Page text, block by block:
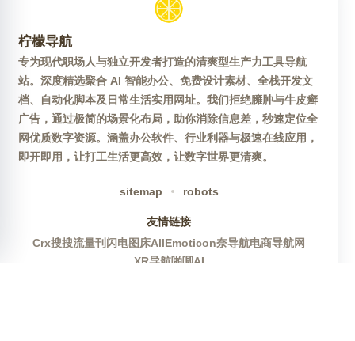
柠檬导航
专为现代职场人与独立开发者打造的清爽型生产力工具导航
站。深度精选聚合 AI 智能办公、免费设计素材、全栈开发文
档、自动化脚本及日常生活实用网址。我们拒绝臃肿与牛皮癣
广告，通过极简的场景化布局，助你消除信息差，秒速定位全
网优质数字资源。涵盖办公软件、行业利器与极速在线应用，
即开即用，让打工生活更高效，让数字世界更清爽。
sitemap robots
友情链接
Crx搜搜流量刊闪电图床AllEmoticon奈导航电商导航网
XR导航啪唧AI